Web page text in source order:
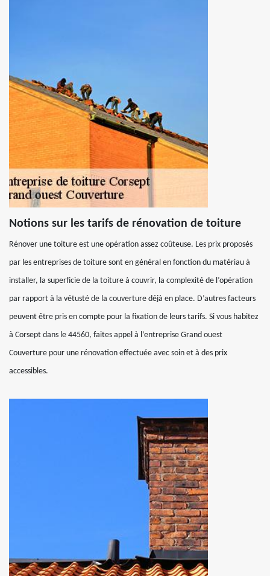
Notions sur les tarifs de rénovation de toiture
Rénover une toiture est une opération assez coûteuse. Les prix proposés
par les entreprises de toiture sont en général en fonction du matériau à
installer, la superficie de la toiture à couvrir, la complexité de l’opération
par rapport à la vétusté de la couverture déjà en place. D’autres facteurs
peuvent être pris en compte pour la fixation de leurs tarifs. Si vous habitez
à Corsept dans le 44560, faites appel à l’entreprise Grand ouest
Couverture pour une rénovation effectuée avec soin et à des prix
accessibles.